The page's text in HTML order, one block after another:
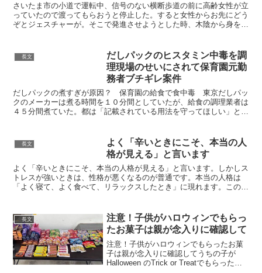
さいたま市の小道で運転中、信号のない横断歩道の前に高齢女性が立
っていたので渡ってもらおうと停止した。すると女性からお先にどう
ぞとジェスチャーが。そこで発進させようとした時、木陰から身を乗
長文
だしパックのヒスタミン中毒を調
理現場のせいにされて保育園元勤
務者ブチギレ案件
だしパックの煮すぎが原因？ 保育園の給食で食中毒 東京だしパッ
クのメーカーは煮る時間を１０分間としていたが、給食の調理業者は
４５分間煮ていた。都は「記載されている用法を守ってほしい」と呼
長文
よく「辛いときにこそ、本当の人
格が見える」と言います
よく「辛いときにこそ、本当の人格が見える」と言います。しかしス
トレスが強いときは、性格が悪くなるのが普通です。本当の人格は
「よく寝て、よく食べて、リラックスしたとき」に現れます。この状
長文
注意！子供がハロウィンでもらっ
たお菓子は親が念入りに確認して
注意！子供がハロウィンでもらったお菓
子は親が念入りに確認してうちの子が
Halloween のTrick or Treatでもらった、